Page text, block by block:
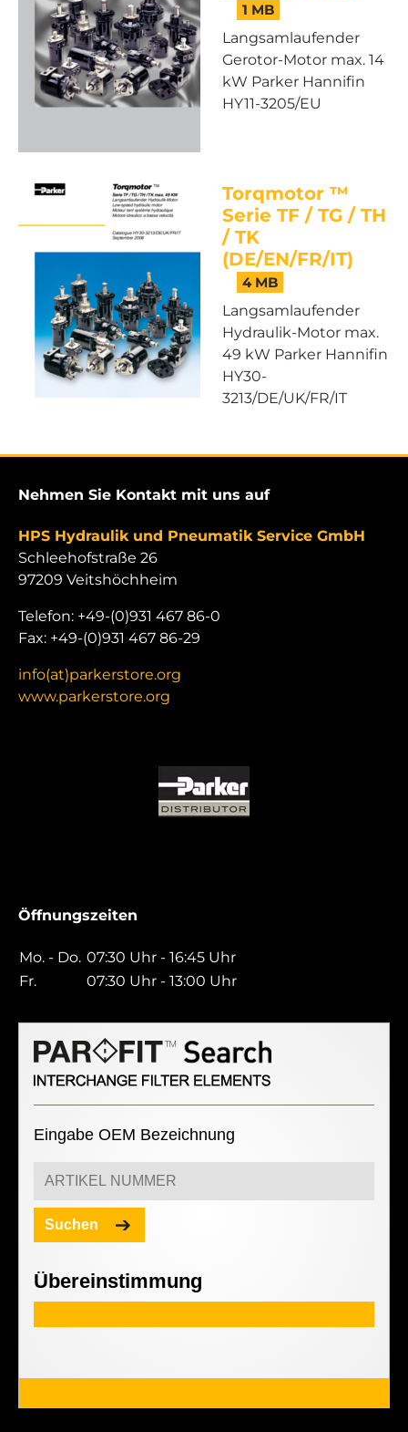
1 MB
Langsamlaufender
Gerotor-Motor max. 14
kW Parker Hannifin
HY11-3205/EU
Torqmotor ™
Serie TF / TG / TH
/ TK
(DE/EN/FR/IT)
4 MB
Langsamlaufender
Hydraulik-Motor max.
49 kW Parker Hannifin
HY30-
3213/DE/UK/FR/IT
Nehmen Sie Kontakt mit uns auf
HPS Hydraulik und Pneumatik Service GmbH
Schleehofstraße 26
97209 Veitshöchheim
Telefon: +49-(0)931 467 86-0
Fax: +49-(0)931 467 86-29
info(at)parkerstore.org
www.parkerstore.org
Öffnungszeiten
Mo. - Do. 07:30 Uhr - 16:45 Uhr
Fr.
07:30 Uhr - 13:00 Uhr
Eingabe OEM Bezeichnung
Suchen
Übereinstimmung